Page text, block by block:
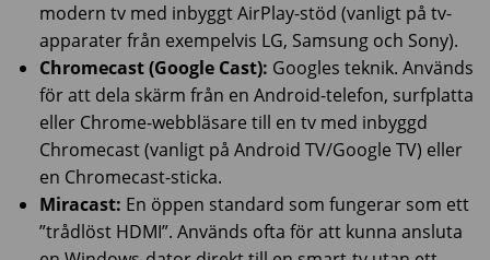
modern tv med inbyggt AirPlay-stöd (vanligt på tv-
apparater från exempelvis LG, Samsung och Sony).
Chromecast (Google Cast): Googles teknik. Används
för att dela skärm från en Android-telefon, surfplatta
eller Chrome-webbläsare till en tv med inbyggd
Chromecast (vanligt på Android TV/Google TV) eller
en Chromecast-sticka.
Miracast: En öppen standard som fungerar som ett
”trådlöst HDMI”. Används ofta för att kunna ansluta